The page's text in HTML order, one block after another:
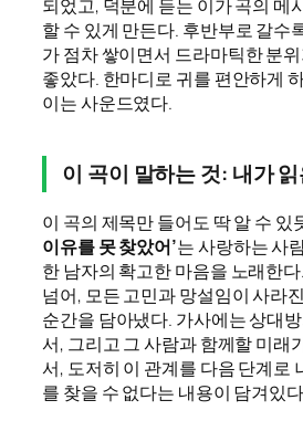
되었고, 덕분에 듣는 이가 곡의 메
할 수 있게 만든다. 후반부로 갈수
가 점차 쌓이면서 드라마틱한 분
좋았다. 한마디로 귀를 편안하게
이는 사운드였다.
이 곡이 말하는 것: 내가
이 곡의 제목만 들어도 딱 알 수 있
이유를 못 찾았어’는 사랑하는 사
한 남자의 확고한 마음을 노래한
넘어, 모든 고민과 망설임이 사라진
순간을 담아냈다. 가사에는 상대
서, 그리고 그 사람과 함께할 미래
서, 도저히 이 관계를 다음 단계로
를 찾을 수 없다는 내용이 담겨있